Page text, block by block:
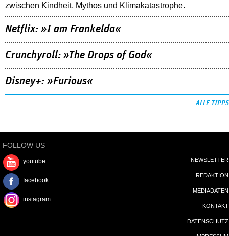
zwischen Kindheit, Mythos und Klimakatastrophe.
Netflix: »I am Frankelda«
Crunchyroll: »The Drops of God«
Disney+: »Furious«
ALLE TIPPS
FOLLOW US
youtube
facebook
instagram
NEWSLETTER
REDAKTION
MEDIADATEN
KONTAKT
DATENSCHUTZ